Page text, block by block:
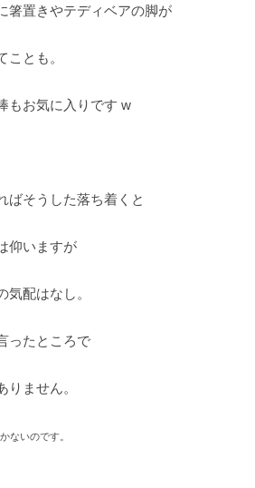
箸置きやテディベアの脚が
ことも。
もお気に入りです w
ばそうした落ち着くと
仰いますが
気配はなし。
ったところで
りません。
ないのです。